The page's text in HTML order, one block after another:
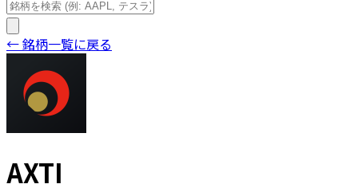
← 銘柄一覧に戻る
AXTI